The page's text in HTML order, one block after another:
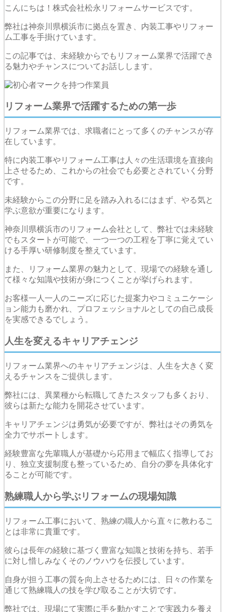
こんにちは！株式会社松永リフォームサービスです。
弊社は神奈川県横浜市に拠点を置き、内装工事やリフォー
ム工事を手掛けています。
この記事では、未経験からでもリフォーム業界で活躍でき
る魅力やチャンスについてお話しします。
リフォーム業界で活躍するための第一歩
リフォーム業界では、求職者にとって多くのチャンスが存
在しています。
特に内装工事やリフォーム工事は人々の生活環境を直接向
上させるため、これからの社会でも必要とされていく分野
です。
未経験からこの分野に足を踏み入れるにはまず、やる気と
学ぶ意欲が重要になります。
神奈川県横浜市のリフォーム会社として、弊社では未経験
でもスタートが可能で、一つ一つの工程を丁寧に覚えてい
ける手厚い研修制度を整えています。
また、リフォーム業界の魅力として、現場での経験を通し
て様々な知識や技術が身につくことが挙げられます。
お客様一人一人のニーズに応じた提案力やコミュニケーシ
ョン能力も磨かれ、プロフェッショナルとしての自己成長
を実感できるでしょう。
人生を変えるキャリアチェンジ
リフォーム業界へのキャリアチェンジは、人生を大きく変
えるチャンスをご提供します。
弊社には、異業種から転職してきたスタッフも多くおり、
彼らは新たな能力を開花させています。
キャリアチェンジは勇気が必要ですが、弊社はその勇気を
全力でサポートします。
経験豊富な先輩職人が基礎から応用まで幅広く指導してお
り、独立支援制度も整っているため、自分の夢を具体化す
ることが可能です。
熟練職人から学ぶリフォームの現場知識
リフォーム工事において、熟練の職人から直々に教わるこ
とは非常に貴重です。
彼らは長年の経験に基づく豊富な知識と技術を持ち、若手
に対し惜しみなくそのノウハウを伝授しています。
自身が担う工事の質を向上させるためには、日々の作業を
通じて熟練職人の技を学び取ることが大切です。
弊社では、現場にて実際に手を動かすことで実践力を養え